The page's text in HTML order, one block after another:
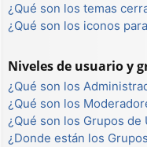
¿Qué son los temas
¿Qué son los iconos
Niveles de usuario y
¿Qué son los
¿Qué son los
¿Qué son los Grupos de
¿Donde están los